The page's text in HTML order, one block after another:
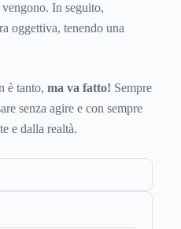
In seguito,
oggettiva, tenendo una
è tanto, ma va fatto! Sempre
senza agire e con sempre
e dalla realtà.